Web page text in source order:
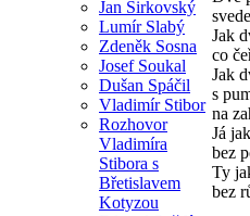
Jan Sirkovský
Lumír Slabý
Zdeněk Sosna
Josef Soukal
Dušan Spáčil
Vladimír Stibor
Rozhovor
Vladimíra
Stibora s
Břetislavem
Kotyzou
Jak
co
Jak
s
na
Já
bez
Ty
bez